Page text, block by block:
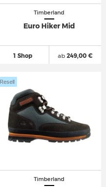
Timberland
Euro Hiker Mid
1 Shop ab249,00 €
Timberland
Resell